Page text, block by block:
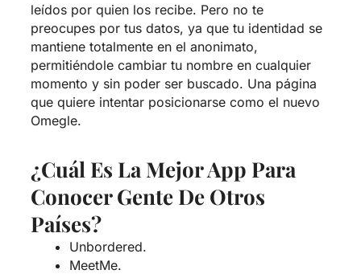
leídos por quien los recibe. Pero no te
preocupes por tus datos, ya que tu identidad se
mantiene totalmente en el anonimato,
permitiéndole cambiar tu nombre en cualquier
momento y sin poder ser buscado. Una página
que quiere intentar posicionarse como el nuevo
Omegle.
¿Cuál Es La Mejor App Para
Conocer Gente De Otros
Países?
Unbordered.
MeetMe.